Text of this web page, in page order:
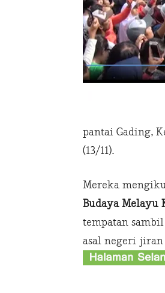
pantai Gading,
(13/11).
Mereka
Budaya Melayu
tempatan
asal negeri jiran